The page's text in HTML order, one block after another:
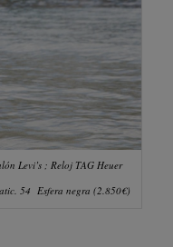
Levi’s ; Reloj TAG Heuer
54 Esfera negra (2.850€)